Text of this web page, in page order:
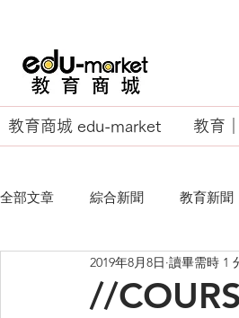
教育商城 edu-market 教育
全部文章 綜合新聞 教育新聞
EU Business School
//
2019年8月8日 讀畢需時 1